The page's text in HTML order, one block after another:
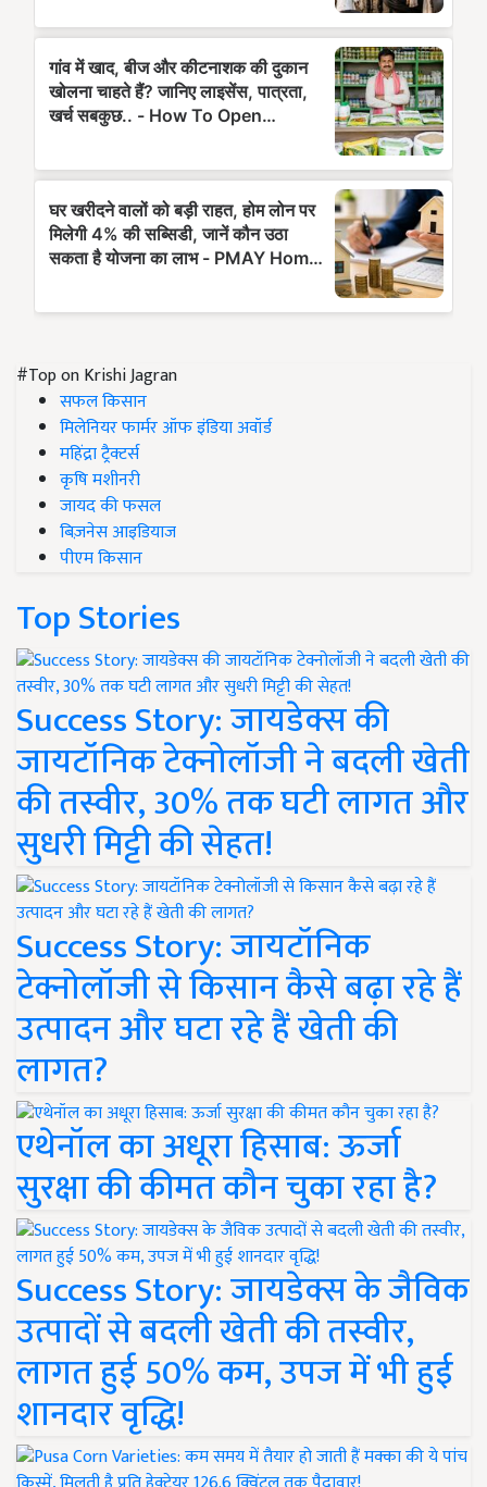
#Top on Krishi Jagran
सफल किसान
मिलेनियर फार्मर ऑफ इंडिया अवॉर्ड
महिंद्रा ट्रैक्टर्स
कृषि मशीनरी
जायद की फसल
बिज़नेस आइडियाज
पीएम किसान
Top Stories
Success Story: जायडेक्स की
जायटॉनिक टेक्नोलॉजी ने बदली खेती
की तस्वीर, 30% तक घटी लागत और
सुधरी मिट्टी की सेहत!
Success Story: जायटॉनिक
टेक्नोलॉजी से किसान कैसे बढ़ा रहे हैं
उत्पादन और घटा रहे हैं खेती की
लागत?
एथेनॉल का अधूरा हिसाब: ऊर्जा
सुरक्षा की कीमत कौन चुका रहा है?
Success Story: जायडेक्स के जैविक
उत्पादों से बदली खेती की तस्वीर,
लागत हुई 50% कम, उपज में भी हुई
शानदार वृद्धि!